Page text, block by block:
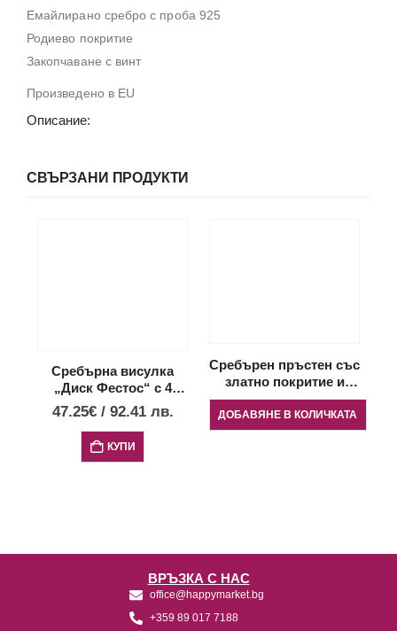
Емайлирано сребро с проба 925
Родиево покритие
Закопчаване с винт
Произведено в EU
Описание:
СВЪРЗАНИ ПРОДУКТИ
Сребърна висулка
„Диск Фестос“ с 4
опала, L
47.25€ / 92.41 лв.
КУПИ
Сребърен пръстен със
златно покритие и
опал „Сърце“
ДОБАВЯНЕ В КОЛИЧКАТА
ВРЪЗКА С НАС
office@happymarket.bg
+359 89 017 7188